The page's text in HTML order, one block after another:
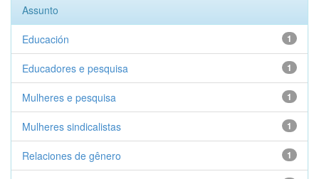
Assunto
1
Educación
1
Educadores e pesquisa
1
Mulheres e pesquisa
1
Mulheres sindicalistas
1
Relaciones de gênero